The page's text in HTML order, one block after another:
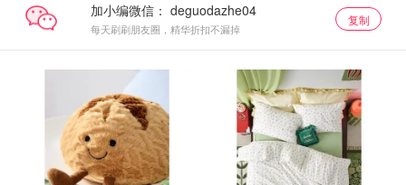
加小编微信：
每天刷刷朋友圈，精华折扣不漏掉
复制